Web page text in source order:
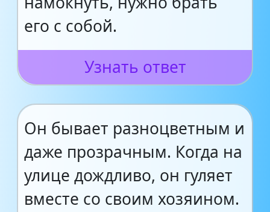
его с собой.
Узнать ответ
Он бывает разноцветным и
даже прозрачным. Когда на
улице дождливо, он гуляет
вместе со своим хозяином.